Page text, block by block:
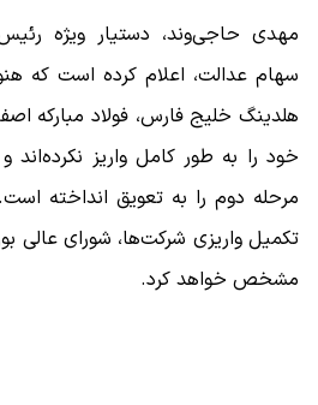
مهدی حاجی‌وند، دستیار ویژه
سهام عدالت، اعلام کرده است که
هلدینگ خلیج فارس، فولاد مبارکه
خود را به طور کامل واریز
مرحله دوم را به تعویق انداخته
تکمیل واریزی شرکت‌ها، شورای عالی
مشخص خواهد کرد.